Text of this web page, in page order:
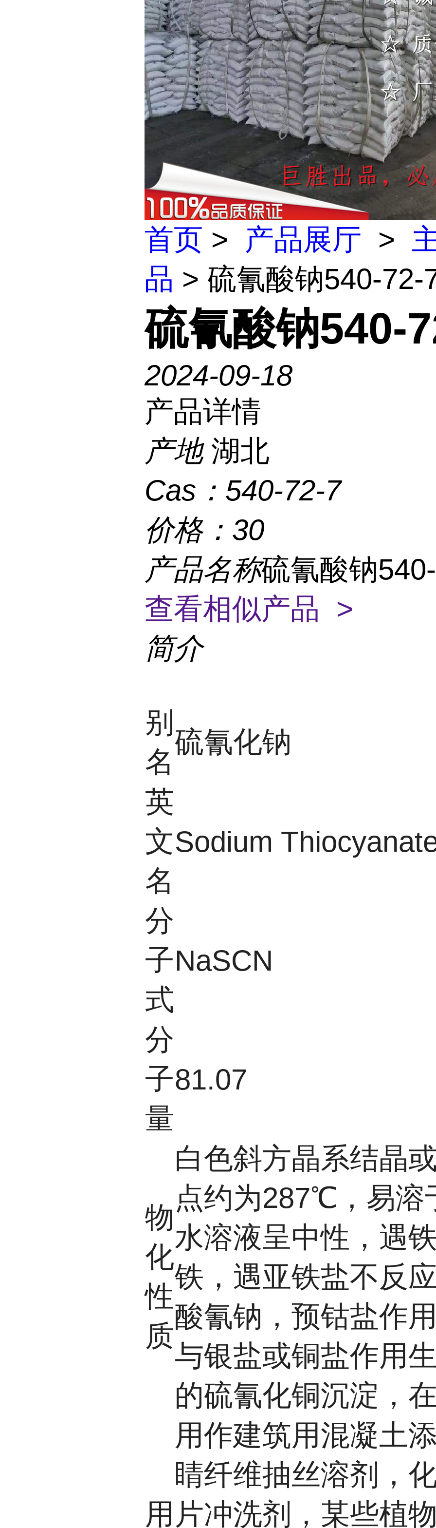
首页 > 产品展厅 >
品 > 硫氰酸钠540-72-
硫氰酸钠540-
2024-09-18
产品详情
产地 湖北
Cas： 540-72-7
价格： 30
产品名称硫氰酸钠
查看相似产品 >
简介
别
名
硫氰化钠
英
文
名
Sodium
分
子
式
NaSCN
分
子
量
81.07
物
化
性
质
白色斜方晶系结晶
点约为287℃，易溶
水溶液呈中性，遇
铁，遇亚铁盐不反
酸氰钠，预钴盐作
与银盐或铜盐作用
的硫氰化铜沉淀，
用
用作建筑用混凝土
睛纤维抽丝溶剂，
片冲洗剂，某些植